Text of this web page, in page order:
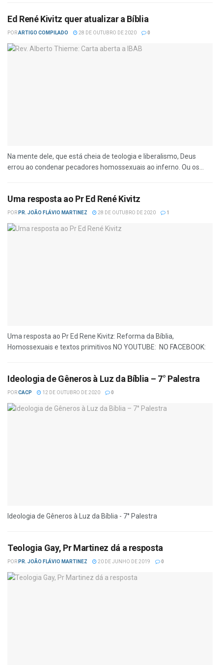
Ed René Kivitz quer atualizar a Bíblia
PORARTIGO COMPILADO 28 DE OUTUBRO DE 2020 0
Na mente dele, que está cheia de teologia e liberalismo, Deus
errou ao condenar pecadores homossexuais ao inferno. Ou os...
Uma resposta ao Pr Ed René Kivitz
POR PR. JOÃO FLÁVIO MARTINEZ 28 DE OUTUBRO DE 2020 1
Uma resposta ao Pr Ed Rene Kivitz: Reforma da Bíblia,
Homossexuais e textos primitivos NO YOUTUBE: NO FACEBOOK:
Ideologia de Gêneros à Luz da Bíblia – 7° Palestra
PORCACP 12 DE OUTUBRO DE 2020 0
Ideologia de Gêneros à Luz da Bíblia - 7° Palestra
Teologia Gay, Pr Martinez dá a resposta
POR PR. JOÃO FLÁVIO MARTINEZ 20 DE JUNHO DE 2019 0